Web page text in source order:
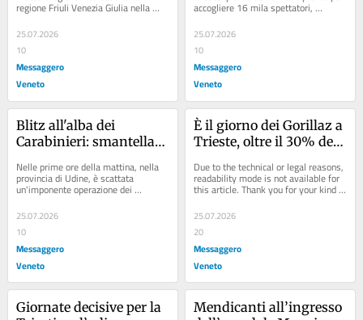
mareggiate
regione Friuli Venezia Giulia nella
giornata di domenica 26 luglio
2026....
25.07.2026
10
Messaggero
Veneto
accogliere 16 mila spettatori,
nell’unica data nel Nord Italia...
25.07.2026
10
Messaggero
Veneto
Blitz all'alba dei
Carabinieri: smantellata
vigili del fuoco e nei
cimiteri, 5 arresti
Nelle prime ore della mattina, nella
provincia di Udine, è scattata
un'imponente operazione dei
Carabinieri appartenenti alle Sezioni
Operative...
25.07.2026
10
Messaggero
Veneto
È il giorno dei Gorillaz a
Trieste, oltre il 30% dei
piano per viabilità e
parcheggi
Due to the technical or legal reasons,
readability mode is not available for
this article. Thank you for your kind
25.07.2026
20
Messaggero
Veneto
Giornate decisive per la
Mendicanti all’ingresso